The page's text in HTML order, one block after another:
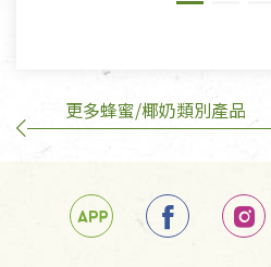
不在此限。
訂購手抄稿退貨需知：
手抄稿進行退貨時，請務必保
若未保持原包裝方式或未使用
任何折損、磨損、污損或凹角
更多蜂蜜/椰奶類別產品